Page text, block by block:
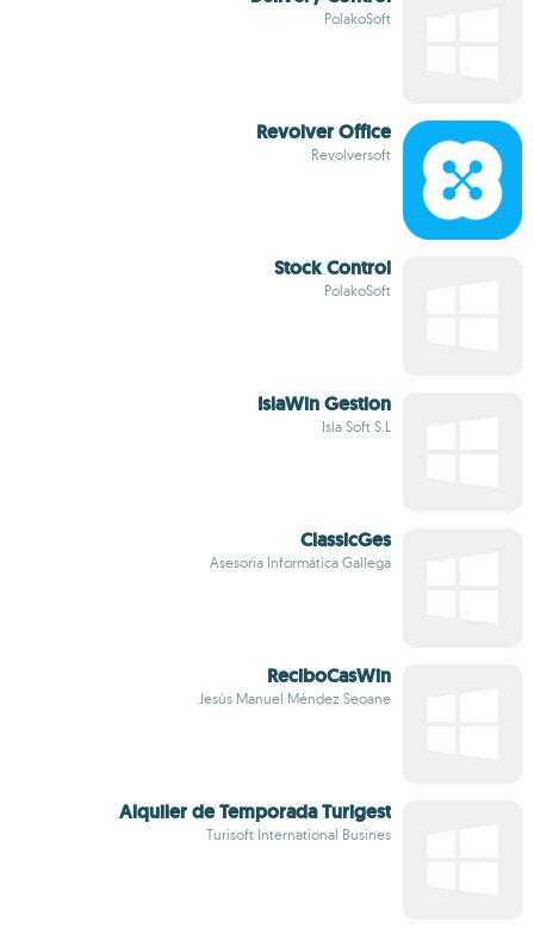
PolakoSoft
Revolver Office
Revolversoft
Stock Control
PolakoSoft
IslaWin Gestion
Isla Soft S.L
ClassicGes
Asesoria Informática Gallega
ReciboCasWin
Jesús Manuel Méndez Seoane
Alquiler de Temporada Turigest
Turisoft International Busines